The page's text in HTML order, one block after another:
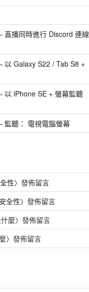
直播同時進行 Discord 連線
以 Galaxy S22 / Tab S8 +
以 iPhone SE + 螢幕監聽
監聽： 電視電腦螢幕
性〉發佈留言
全性〉發佈留言
麼〉發佈留言
〉發佈留言